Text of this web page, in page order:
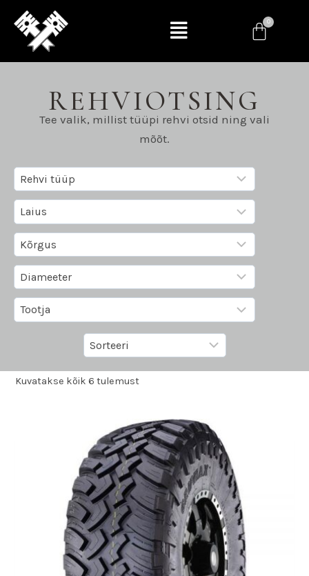
REHVIOTSING
Tee valik, millist tüüpi rehvi otsid ning vali
mõõt.
Kuvatakse kõik 6 tulemust